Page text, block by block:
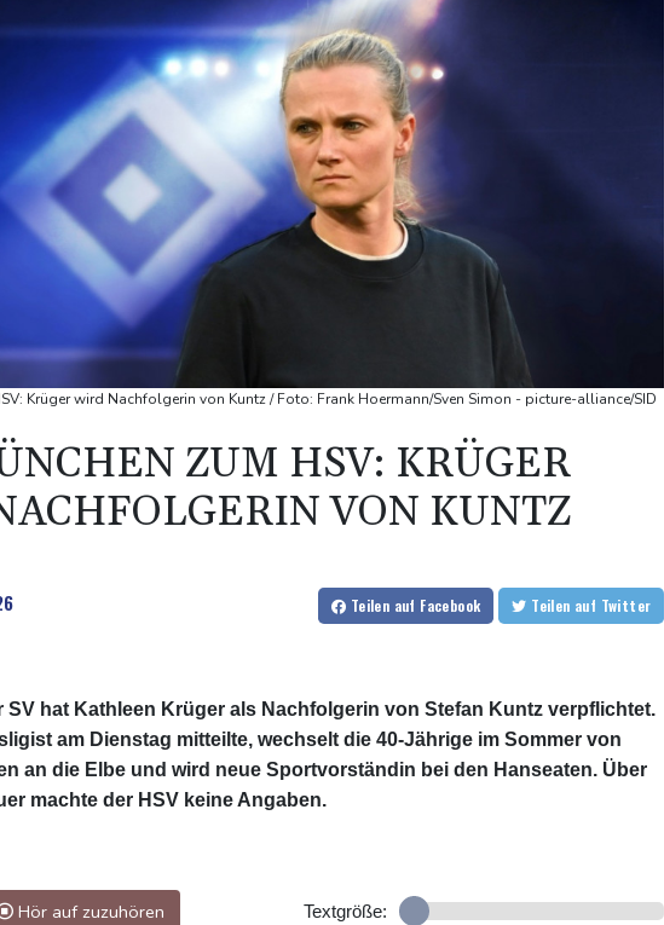
Krüger wird Nachfolgerin von Kuntz / Foto: Frank Hoermann/Sven Simon - picture-alliance/SID
ZUM HSV: KRÜGER
VON KUNTZ
Teilen auf Facebook Teilen auf Twitter
SV hat Kathleen Krüger als Nachfolgerin von Stefan Kuntz verpflichtet.
am Dienstag mitteilte, wechselt die 40-Jährige im Sommer von
an die Elbe und wird neue Sportvorständin bei den Hanseaten. Über
machte der HSV keine Angaben.
Hör auf zuzuhören Textgröße: